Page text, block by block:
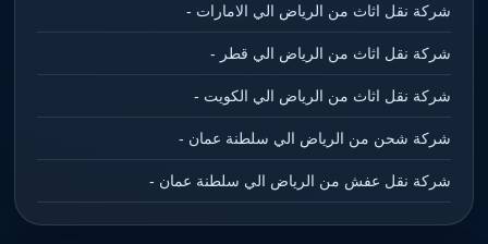
شركة نقل اثاث من الرياض الي الامارات -
شركة نقل اثاث من الرياض الي قطر -
شركة نقل اثاث من الرياض الي الكويت -
شركة شحن من الرياض الي سلطنة عمان -
شركة نقل عفش من الرياض الي سلطنة عمان -